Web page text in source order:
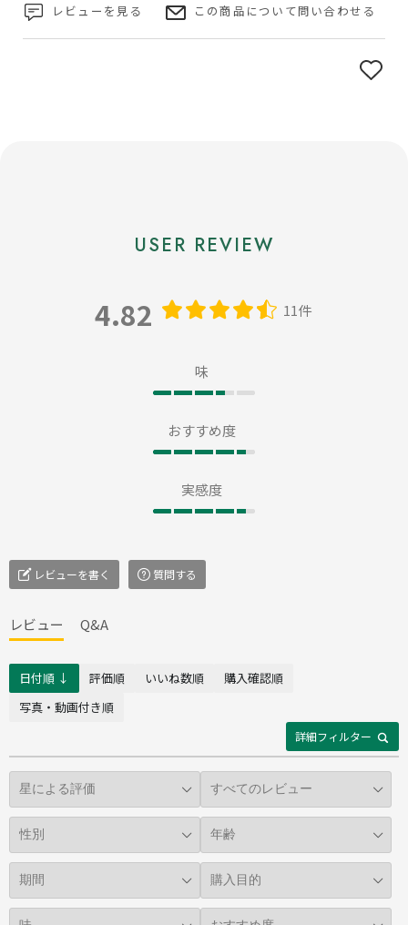
レビューを見る この商品について問い合わせる
4.82 11件
味
おすすめ度
実感度
レビューを書く 質問する
レビュー Q&A
詳細フィルター
日付順 ↓ 評価順 いいね数順
購入確認順
写真・動画付き順